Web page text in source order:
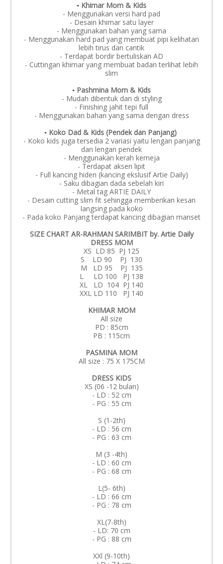
▪️ Khimar Mom & Kids
- Menggunakan versi hard pad
- Desain khimar satu layer
- Menggunakan bahan yang sama
- Menggunakan hard pad yang membuat pipi kelihatan
lebih tirus dan cantik
- Terdapat bordir bertuliskan AD
- Cuttingan khimar yang membuat badan terlihat lebih
slim
▪️ Pashmina Mom & Kids
- Mudah dibentuk dan di styling
- Finishing jahit tepi full
- Menggunakan bahan yang sama dengan dress
▪️ Koko Dad & Kids (Pendek dan Panjang)
- Koko kids juga tersedia 2 variasi yaitu lengan panjang
dan lengan pendek
- Menggunakan kerah kemeja
- Terdapat aksen lipit
- Full kancing hiden (kancing ekslusif Artie Daily)
- Saku dibagian dada sebelah kiri
- Metal tag ARTIE DAILY
- Desain cutting slim fit sehingga memberikan kesan
langsing pada koko
- Pada koko Panjang terdapat kancing dibagian manset
SIZE CHART AR-RAHMAN SARIMBIT by. Artie Daily
DRESS MOM
XS LD 85 PJ 125
S LD 90 PJ 130
M LD 95 PJ 135
L LD 100 PJ 138
XL LD 104 PJ 140
XXL LD 110 PJ 140
KHIMAR MOM
All size
PD : 85cm
PB : 115cm
PASMINA MOM
All size : 75 X 175CM
DRESS KIDS
XS (06 -12 bulan)
- LD : 52 cm
- PG : 55 cm
S (1-2th)
- LD : 56 cm
- PG : 63 cm
M (3 -4th)
- LD : 60 cm
- PG : 68 cm
L(5- 6th)
- LD : 66 cm
- PG : 78 cm
XL(7-8th)
- LD: 70 cm
- PG : 88 cm
XXl (9-10th)